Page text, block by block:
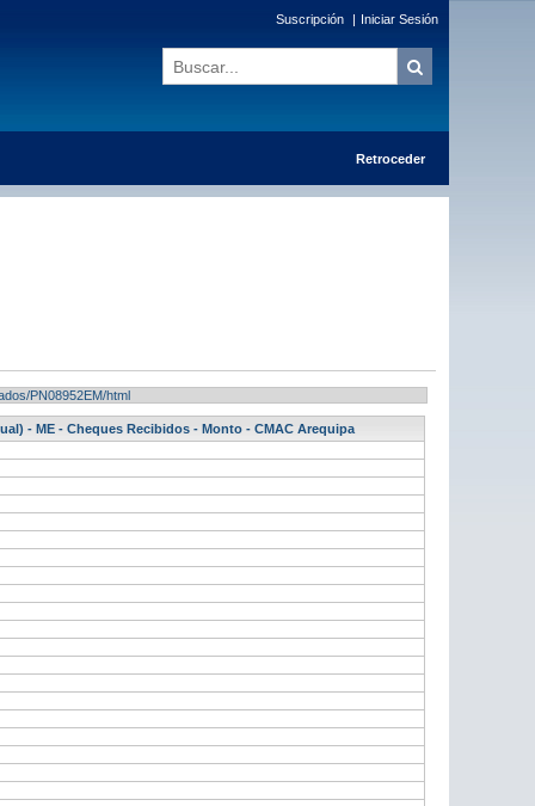
Suscripción | Iniciar Sesión
Retroceder
PN08952EM/html
- ME - Cheques Recibidos - Monto - CMAC Arequipa